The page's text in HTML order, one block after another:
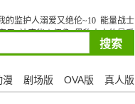
的监护人溺爱又绝伦~10 能量战士
用 神废柴☆偶像 黑豹大人的最爱
漫 剧场版 OVA版 真人版